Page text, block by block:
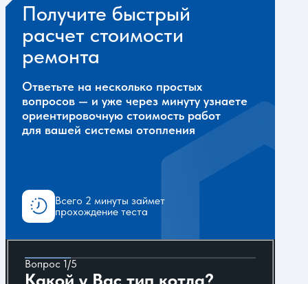
Получите быстрый
расчет стоимости
ремонта
Ответьте на несколько простых
вопросов — и уже через минуту узнаете
ориентировочную стоимость работ
для вашей системы отопления
Всего 2 минуты займет
прохождение теста
Вопрос 1/5
Какой у Вас тип котла?